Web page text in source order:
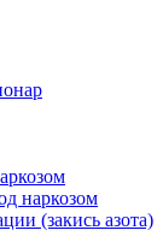
наркозом
(закись азота)